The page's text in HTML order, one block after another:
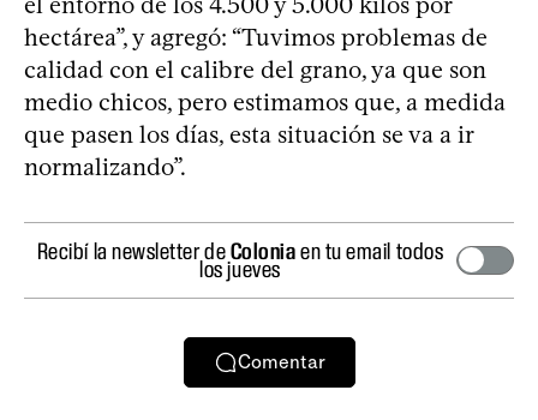
hectárea”, y agregó: “Tuvimos problemas de
calidad con el calibre del grano, ya que son
medio chicos, pero estimamos que, a medida
que pasen los días, esta situación se va a ir
normalizando”.
Recibí la newsletter deColoniaen tu email todos
los jueves
Comentar